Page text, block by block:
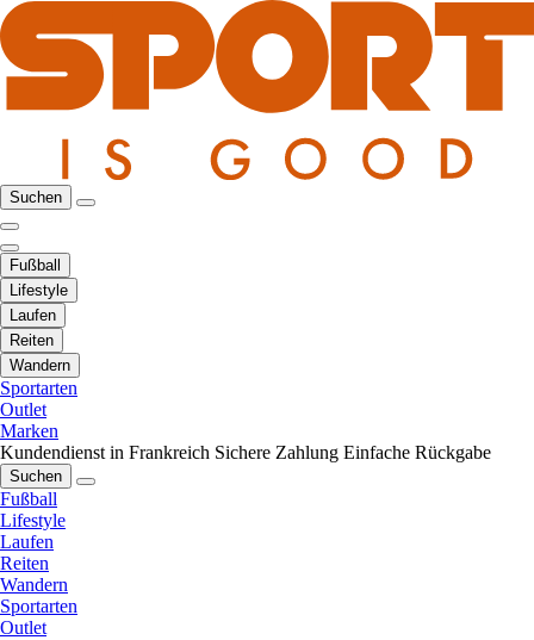
Suchen
Fußball
Lifestyle
Laufen
Reiten
Wandern
Sportarten
Outlet
Marken
Kundendienst in Frankreich Sichere Zahlung Einfache Rückgabe
Suchen
Fußball
Lifestyle
Laufen
Reiten
Wandern
Sportarten
Outlet